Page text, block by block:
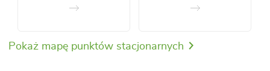
Pokaż mapę punktów stacjonarnych